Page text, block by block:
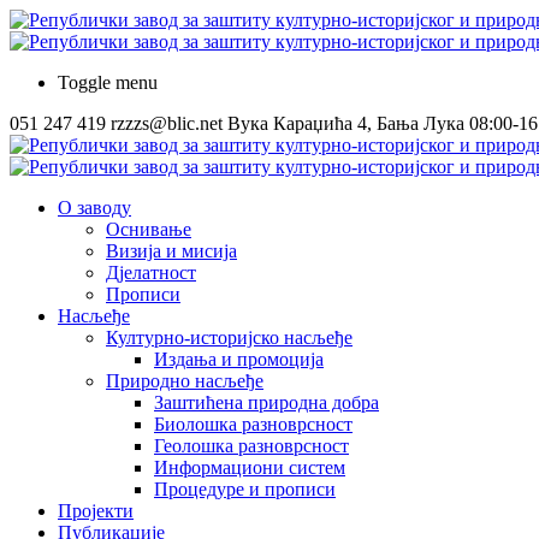
Toggle menu
051 247 419 rzzzs@blic.net Вука Караџића 4, Бања Лука 08:00-
О заводу
Оснивање
Визија и мисија
Дјелатност
Прописи
Насљеђе
Културно-историјско насљеђе
Издања и промоција
Природно насљеђе
Заштићена природна добра
Биолошка разноврсност
Геолошка разноврсност
Информациони систем
Процедуре и прописи
Пројекти
Публикације